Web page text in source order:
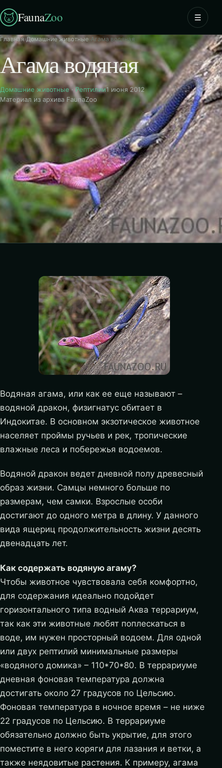
FaunaZoo ☰
Главная›Домашние животные›Агама водяная
Агама водяная
Домашние животные·Рептилии1 июня 2012
Материал из архива FaunaZoo
Водяная агама, или как ее еще называют –
водяной дракон, физигнатус обитает в
Индокитае. В основном экзотическое животное
населяет проймы ручьев и рек, тропические
влажные леса и побережья водоемов.
Водяной дракон ведет дневной полу древесный
образ жизни. Самцы немного больше по
размерам, чем самки. Взрослые особи
достигают до одного метра в длину. У данного
вида ящериц продолжительность жизни десять
двенадцать лет.
Как содержать водяную агаму?
Чтобы животное чувствовала себя комфортно,
для содержания идеально подойдет
горизонтального типа водный Аква террариум,
так как эти животные любят поплескаться в
воде, им нужен просторный водоем. Для одной
или двух рептилий минимальные размеры
«водяного домика» – 110*70*80. В террариуме
дневная фоновая температура должна
достигать около 27 градусов по Цельсию.
Фоновая температура в ночное время – не ниже
22 градусов по Цельсию. В террариуме
обязательно должно быть укрытие, для этого
поместите в него коряги для лазания и ветки, а
также неядовитые растения. К примеру, агама